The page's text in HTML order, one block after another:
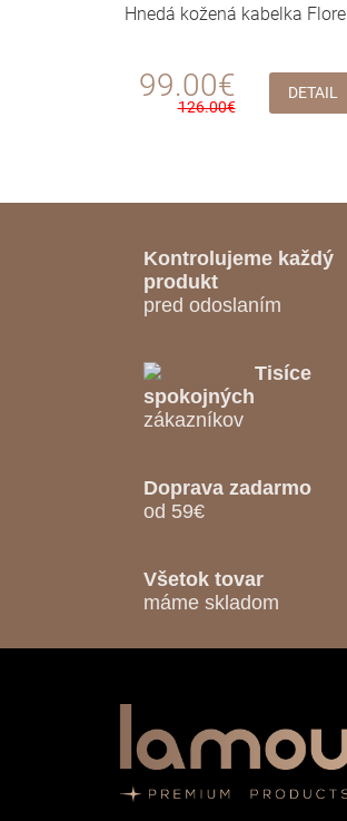
Hnedá kožená kabelka
99.00€
126.00€
DETAIL
Kontrolujeme každý
produkt
pred odoslaním
Tisíce
spokojných
zákazníkov
Doprava zadarmo
od 59€
Všetok tovar
máme skladom